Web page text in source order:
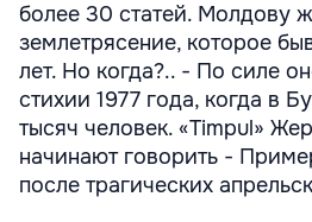
более 30 статей. Молдову
землетрясение, которое
лет. Но когда?.. - По силе
стихии 1977 года, когда в
тысяч человек. «Timpul»
начинают говорить -
после трагических